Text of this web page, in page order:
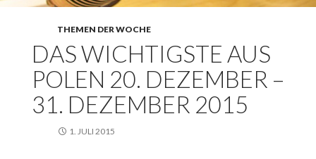
THEMEN DER WOCHE
DAS WICHTIGSTE AUS
POLEN 20. DEZEMBER –
31. DEZEMBER 2015
1. JULI 2015